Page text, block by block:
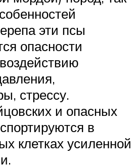
эти псы
опасности
стрессу.
и опасных
в
клетках усиленной